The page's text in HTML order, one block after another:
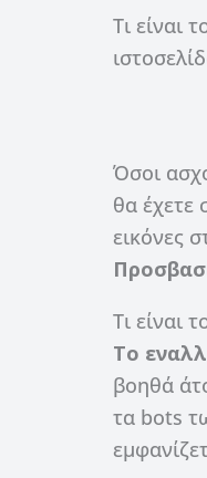
Τι είναι
Όσοι
θα έχετε
εικόνες
Τι είναι
Το
βοηθά
τα bots